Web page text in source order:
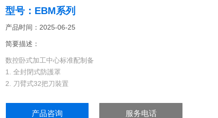
型号：EBM系列
产品时间：2025-06-25
简要描述：
数控卧式加工中心标准配制备
1. 全封閉式防護罩
2. 刀臂式32把刀裝置
产品咨询 服务电话